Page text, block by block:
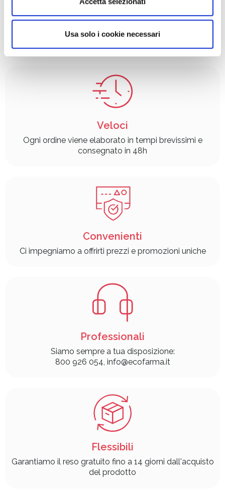
analizzare il nostro traffico. Condividiamo inoltre
informazioni sul modo in cui utilizza il nostro sito con i
nostri partner che si occupano di analisi dei dati web,
pubblicità e social media, i quali potrebbero combinarle
raccolto dal suo utilizzo dei loro servizi.
Usa solo i cookie necessari
Veloci
Ogni ordine viene elaborato in tempi brevissimi e
consegnato in 48h
Convenienti
Ci impegniamo a offrirti prezzi e promozioni uniche
Professionali
Siamo sempre a tua disposizione:
800 926 054, info@ecofarma.it
Flessibili
Garantiamo il reso gratuito fino a 14 giorni dall'acquisto
del prodotto